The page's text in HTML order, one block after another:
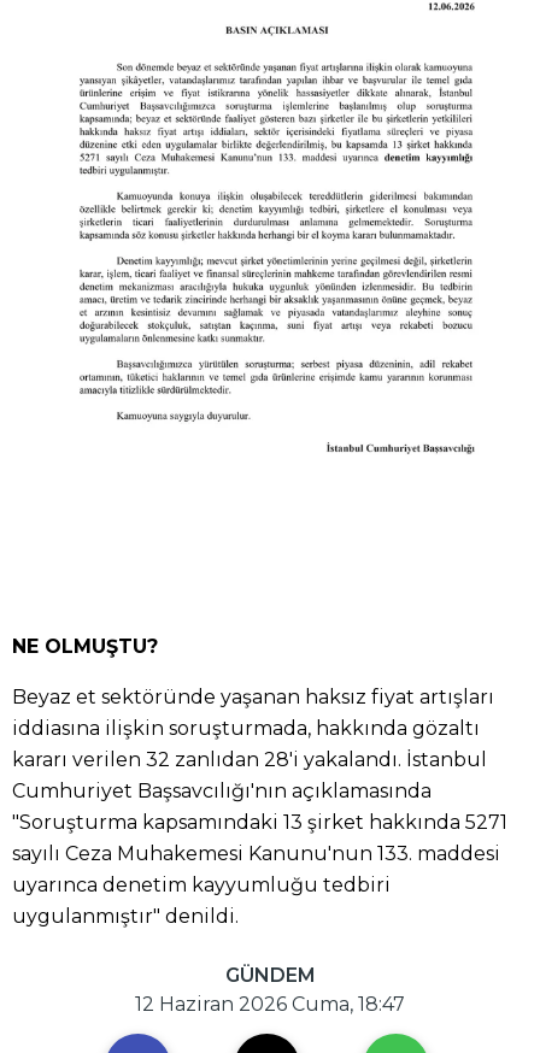
NE OLMUŞTU?
Beyaz et sektöründe yaşanan haksız fiyat artışları
iddiasına ilişkin soruşturmada, hakkında gözaltı
kararı verilen 32 zanlıdan 28'i yakalandı. İstanbul
Cumhuriyet Başsavcılığı'nın açıklamasında
"Soruşturma kapsamındaki 13 şirket hakkında 5271
sayılı Ceza Muhakemesi Kanunu'nun 133. maddesi
uyarınca denetim kayyumluğu tedbiri
uygulanmıştır" denildi.
GÜNDEM
12 Haziran 2026 Cuma, 18:47